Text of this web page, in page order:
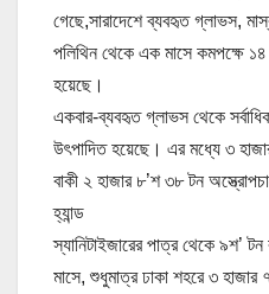
গেছে,সারাদেশে ব্যবহৃত গ্লাভস,
পলিথিন থেকে এক মাসে কমপক্ষে
হয়েছে।
একবার-ব্যবহৃত গ্লাভস থেকে
উৎপাদিত হয়েছে। এর মধ্যে ৩
বাকী ২ হাজার ৮’শ ৩৮ টন
হ্যান্ড
স্যানিটাইজারের পাত্র থেকে ৯শ’
মাসে, শুধুমাত্র ঢাকা শহরে ৩ হাজার